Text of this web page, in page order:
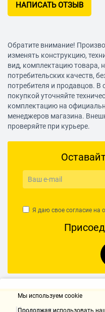
НАПИСАТЬ ОТЗЫВ
Обратите внимание!
изменять конструкцию,
вид, комплектацию товара,
потребительских качеств,
потребителя и продавцов.
покупкой уточняйте
комплектацию на
менеджеров магазина.
проверяйте при курьере.
Я даю свое согласие на
Мы используем cookie
Продолжая использовать